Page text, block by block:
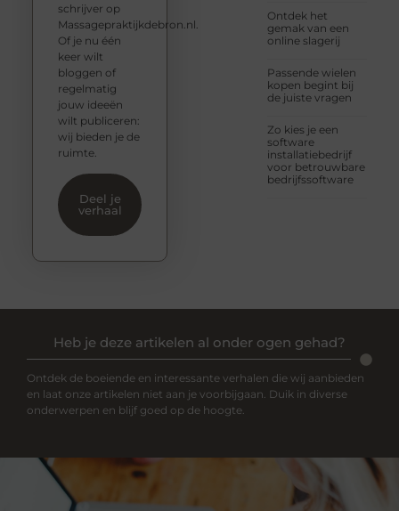
Ontdek het
gemak van een
online slagerij
Passende wielen
kopen begint bij
de juiste vragen
Zo kies je een
software
installatiebedrijf
voor betrouwbare
bedrijfssoftware
schrijver op
Massagepraktijkdebron.nl.
Of je nu één
keer wilt
bloggen of
regelmatig
jouw ideeën
wilt publiceren:
wij bieden je de
ruimte.
Deel je
verhaal
Heb je deze artikelen al onder ogen gehad?
Ontdek de boeiende en interessante verhalen die wij aanbieden
en laat onze artikelen niet aan je voorbijgaan. Duik in diverse
onderwerpen en blijf goed op de hoogte.